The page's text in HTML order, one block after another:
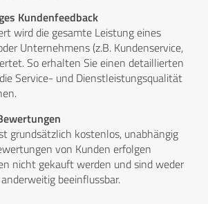
Kundenfeedback
wird die gesamte Leistung eines
Unternehmens (z.B. Kundenservice,
So erhalten Sie einen detaillierten
Service- und Dienstleistungsqualität
grundsätzlich kostenlos, unabhängig
von Kunden erfolgen
nicht gekauft werden und sind weder
beeinflussbar.